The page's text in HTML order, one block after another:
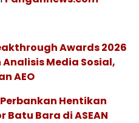
Awards 2026
Media Sosial,
AEO
Hentikan
Bara di ASEAN